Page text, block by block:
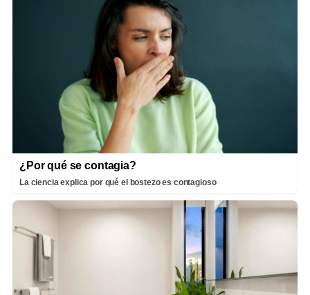
¿Por qué se contagia?
La ciencia explica por qué el bostezo es contagioso